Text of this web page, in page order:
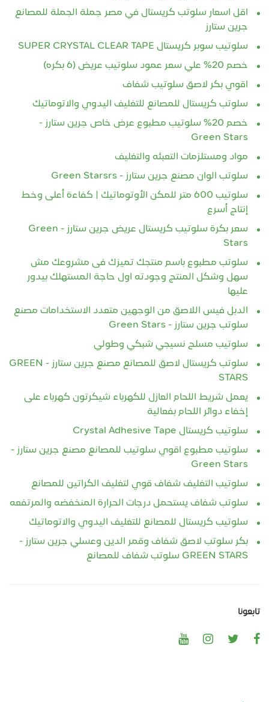
اقل اسعار سلوتب كريستال في مصر جملة الجملة للمصانع
جرين ستارز
سلوتيب سوبر كريستال SUPER CRYSTAL CLEAR TAPE
خصم 20% علي سعر عمود سلوتيب عريض (6 بكره)
اقوي بكر لاصق سلوتيب شفاف
سلوتب كريستال للمصانع للتغليف اليدوي والاتوماتيك
خصم 20% سلوتيب مطبوع عرض خاص جرين ستارز -
Green Stars
مواد ومستلزمات التعبئه والتغليف
سلوتب الوان مصنع جرين ستارز - Green Starsrs
سلوتيب 600 متر للمكن الأوتوماتيك | كفاءة أعلى وخط
إنتاج أسرع
سعر بكرة سلوتيب كريستال عريض جرين ستارز - Green
Stars
سلوتب مطبوع باسم منتجك تميزك فى مشروعك مش
سهل وشكل المنتج وجودته اول حاجة المستهلك بيدور
عليها
الدبل فيس اللاصق من الوجهين متعدد الاستخدامات مصنع
سلوتب جرين ستارز - Green Stars
سلوتيب مسلح نسيجي شبكي وطولي
سلوتب كريستال لاصق للمصانع مصنع جرين ستارز - GREEN
STARS
يعمل شريط اللحام العازل للكهرباء شيكرتون كهرباء على
إخفاء دوائر اللحام بفعالية
سلوتيب كريستال Crystal Adhesive Tape
سلوتيب مطبوع اقوي سلوتيب للمصانع مصنع جرين ستارز -
Green Stars
سلوتيب التغليف شفاف قوي لتغليف الكراتين للمصانع
سلوتب شفاف يستحمل درجات الحرارة المنخفضه والمرتفعه
سلوتيب كريستال للمصانع للتغليف اليدوي والاتوماتيك
بكر سلوتب لاصق شفاف وقمر الدين وعسلي جرين ستارز -
GREEN STARS سلوتب شفاف للمصانع
تابعونا